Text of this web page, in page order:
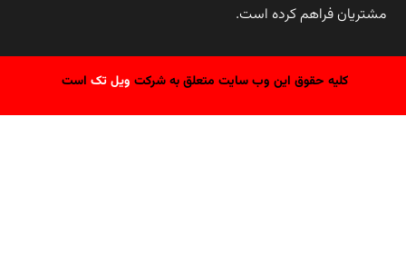
مشتریان فراهم کرده است.
کلیه حقوق این وب سایت متعلق به شرکت ویل تک است